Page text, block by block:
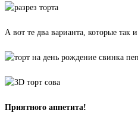
А вот те два варианта, которые так
Приятного аппетита!